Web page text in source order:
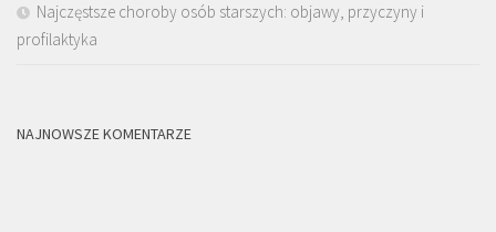
Najczęstsze choroby osób starszych: objawy, przyczyny i
profilaktyka
NAJNOWSZE KOMENTARZE